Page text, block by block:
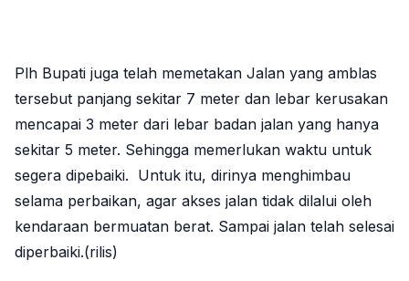
Plh Bupati juga telah memetakan Jalan yang amblas
tersebut panjang sekitar 7 meter dan lebar kerusakan
mencapai 3 meter dari lebar badan jalan yang hanya
sekitar 5 meter. Sehingga memerlukan waktu untuk
segera dipebaiki. Untuk itu, dirinya menghimbau
selama perbaikan, agar akses jalan tidak dilalui oleh
kendaraan bermuatan berat. Sampai jalan telah selesai
diperbaiki.(rilis)